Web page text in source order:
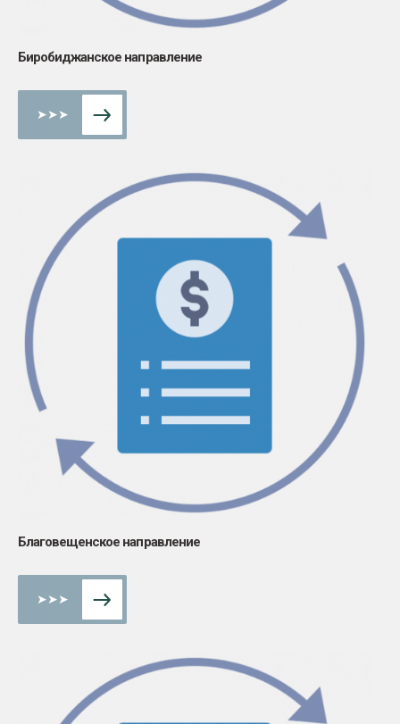
Биробиджанское направление
➤➤➤
Благовещенское направление
➤➤➤